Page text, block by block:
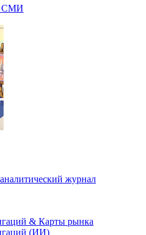
СМИ
журнал